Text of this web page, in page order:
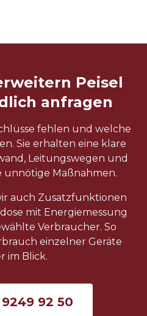
Peisel
anfragen
fehlen und welche
Sie erhalten eine klare
Leitungswegen und
unnötige Maßnahmen.
auch Zusatzfunktionen
mit Energiemessung
Verbraucher. So
einzelner Geräte
im Blick.
9249 92 50